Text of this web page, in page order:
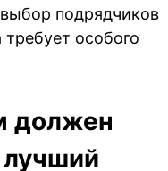
подрядчиков
особого
должен
лучший